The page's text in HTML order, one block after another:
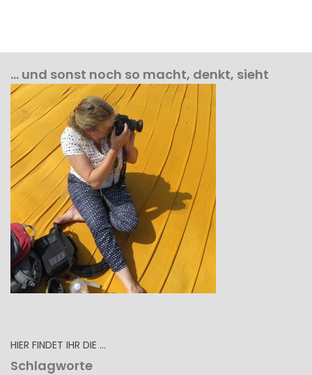
… und sonst noch so macht, denkt, sieht
HIER FINDET IHR DIE …
Schlagworte